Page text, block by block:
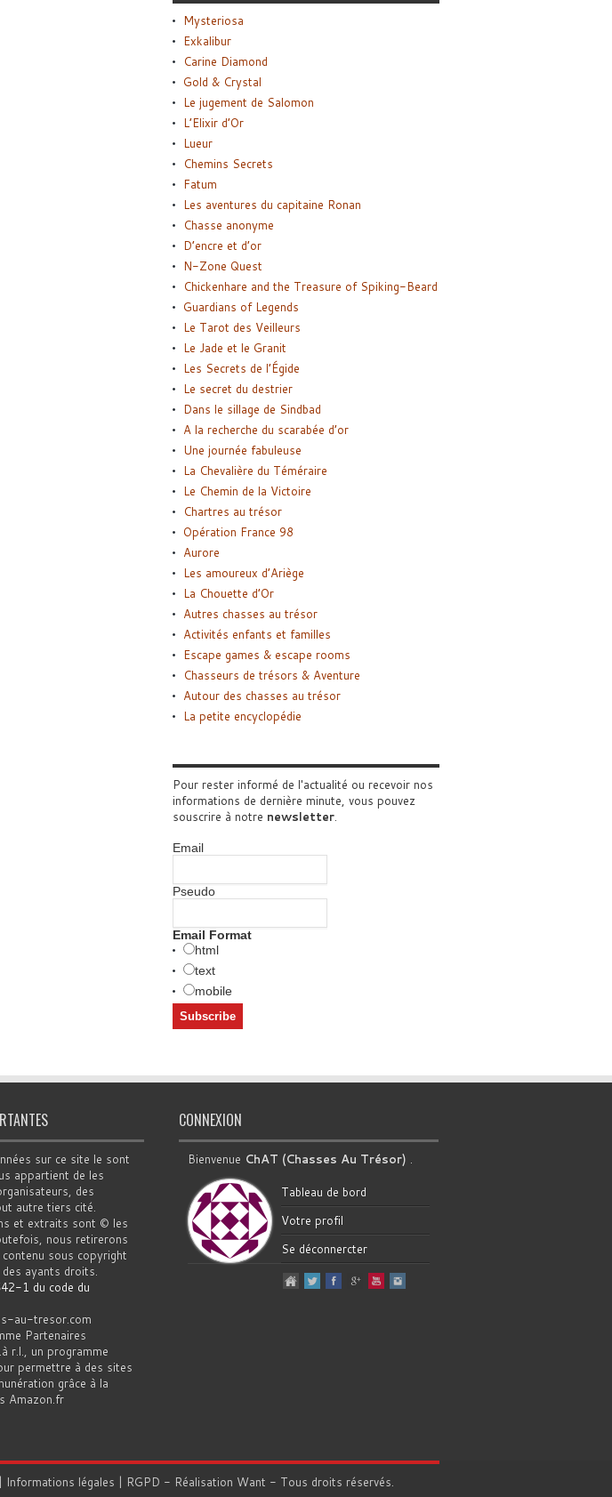
Mysteriosa
Exkalibur
Carine Diamond
Gold & Crystal
Le jugement de Salomon
L’Elixir d’Or
Lueur
Chemins Secrets
Fatum
Les aventures du capitaine Ronan
Chasse anonyme
D’encre et d’or
N-Zone Quest
Chickenhare and the Treasure of Spiking-Beard
Guardians of Legends
Le Tarot des Veilleurs
Le Jade et le Granit
Les Secrets de l’Égide
Le secret du destrier
Dans le sillage de Sindbad
A la recherche du scarabée d’or
Une journée fabuleuse
La Chevalière du Téméraire
Le Chemin de la Victoire
Chartres au trésor
Opération France 98
Aurore
Les amoureux d’Ariège
La Chouette d’Or
Autres chasses au trésor
Activités enfants et familles
Escape games & escape rooms
Chasseurs de trésors & Aventure
Autour des chasses au trésor
La petite encyclopédie
Pour rester informé de l'actualité ou recevoir nos
informations de dernière minute, vous pouvez
souscrire à notre newsletter.
Email
Pseudo
Email Format
html
text
mobile
sur ce site le sont
appartient de les
des
autre tiers cité.
et extraits sont © les
nous retirerons
sous copyright
ayants droits.
1 du code du
au-tresor.com
Partenaires
r.l., un programme
permettre à des sites
grâce à la
Amazon.fr
CONNEXION
Bienvenue ChAT (Chasses Au Trésor) .
Tableau de bord
Votre profil
Se déconnercter
| Informations légales | RGPD - Réalisation Want - Tous droits réservés.